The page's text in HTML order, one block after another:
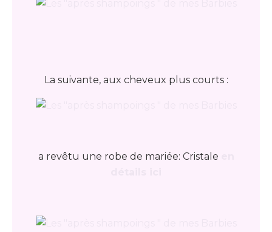
La suivante, aux cheveux plus courts :
a revêtu une robe de mariée: Cristale